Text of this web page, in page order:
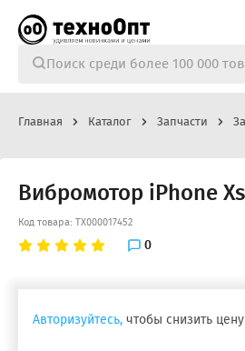
Главная Каталог Запчасти
Вибромотор iPhone
Код товара: ТХ000017452
0
Авторизуйтесь, чтобы снизить цену